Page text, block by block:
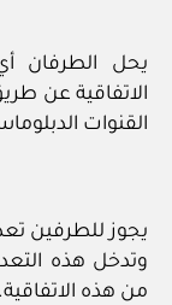
يحل الطرفان
الاتفاقية عن
القنوات
يجوز للطرفين
من هذه الاتفاقية.